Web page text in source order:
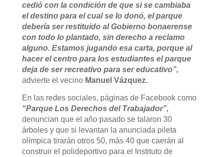
cedió con la condición de que si se cambiaba
el destino para el cual se lo donó, el parque
debería ser restituido al Gobierno bonaerense
con todo lo plantado, sin derecho a reclamo
alguno. Estamos jugando esa carta, porque al
hacer el centro para los estudiantes el parque
deja de ser recreativo para ser educativo”,
advierte el vecino Manuel Vázquez.
En las redes sociales, páginas de Facebook como
“Parque Los Derechos del Trabajador”,
denuncian que el año pasado se talaron 30
árboles y que si levantan la anunciada pileta
olímpica tirarán otros 50, más 40 que caerán al
construir el polideportivo para el Instituto de